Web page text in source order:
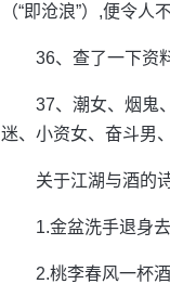
（“即沧浪”）,便令
36、查了一下资
37、潮女、烟鬼
迷、小资女、奋斗男
关于江湖与酒的
1.金盆洗手退身
2.桃李春风一杯